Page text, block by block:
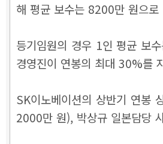
해 평균 보수는 8200만 원으
등기임원의 경우 1인 평균 보
경영진이 연봉의 최대 30%를
SK이노베이션의 상반기 연봉
2000만 원), 박상규 일본담당